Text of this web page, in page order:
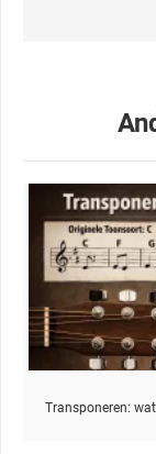
Transponeren: